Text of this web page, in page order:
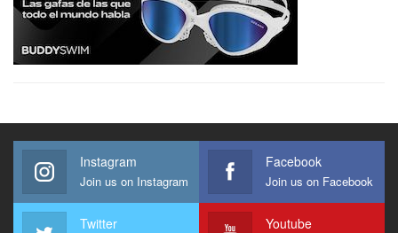
Instagram
Join us on Instagram
Facebook
Join us on Facebook
Twitter Youtube